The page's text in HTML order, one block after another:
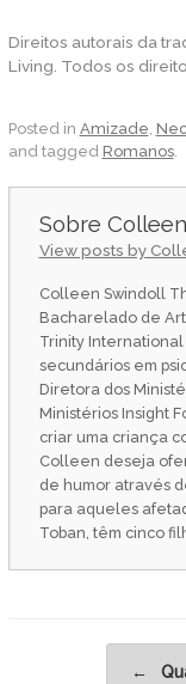
Direitos autorais da
Living. Todos os
Posted in Amizade,
and tagged Romanos.
View posts by
Colleen Swindoll
Bacharelado de
Trinity International
secundários em
Diretora dos
Ministérios Insight
criar uma criança
Colleen deseja
de humor através
para aqueles
Toban, têm cinco
←